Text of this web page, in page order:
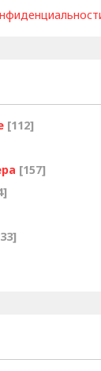
[112]
[157]